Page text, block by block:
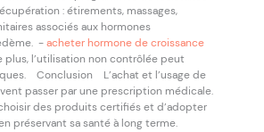
: étirements, massages,
associés aux hormones
-acheter hormone de croissance
l’utilisation non contrôlée peut
Conclusion L’achat et l’usage de
passer par une prescription médicale.
des produits certifiés et d’adopter
préservant sa santé à long terme.